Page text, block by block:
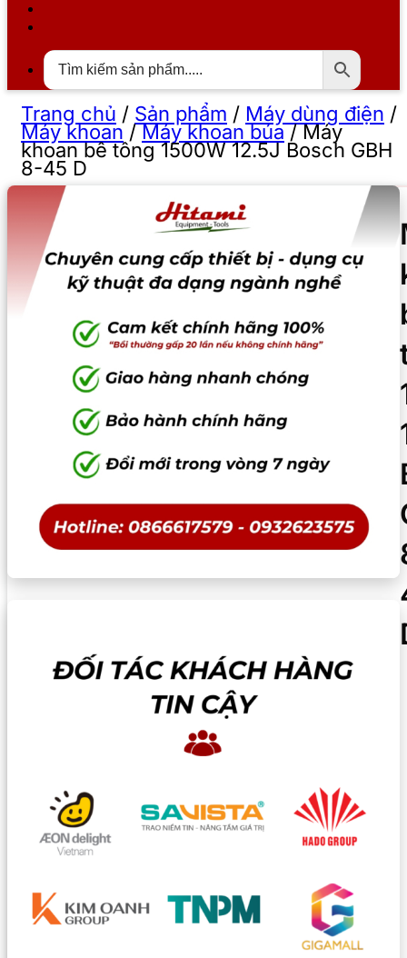
Trang chủ / Sản phẩm / Máy dùng điện /
Máy khoan/Máy khoan búa/Máy
khoan bê tông 1500W 12.5J Bosch GBH
8-45 D